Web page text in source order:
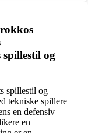
og
spillestil og
tekniske spillere
en defensiv
en